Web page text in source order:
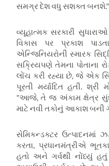
સમગ્ર દેશ વધુ સશક્ત બનશે."
વ્યૂહાત્મક સરકારી
વિકાસ પર પ્રકાશ
એન્જિનિયરોની સ્મારક
સક્રિયપણે તેમના પોતાના
લોંચ કરી રહ્યા છે, જે એક
પૂરતી મર્યાદિત હતી.
"આજે, તે જ અંકામ ક્ષેત્ર
માટે નવી તકોનું આકાશ બની
સેમિકન્ડક્ટર ઉત્પાદનમાં
કરતા, પ્રધાનમંત્રીએ
હતો અને ગર્વથી નોંધ્યું